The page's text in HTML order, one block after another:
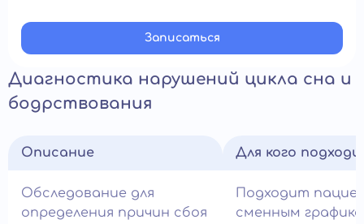
Записатьcя
Диагностика нарушений цикла сна и
бодрствования
Описание
Обследование для
определения причин сбоя
Для кого
Подходит
сменным